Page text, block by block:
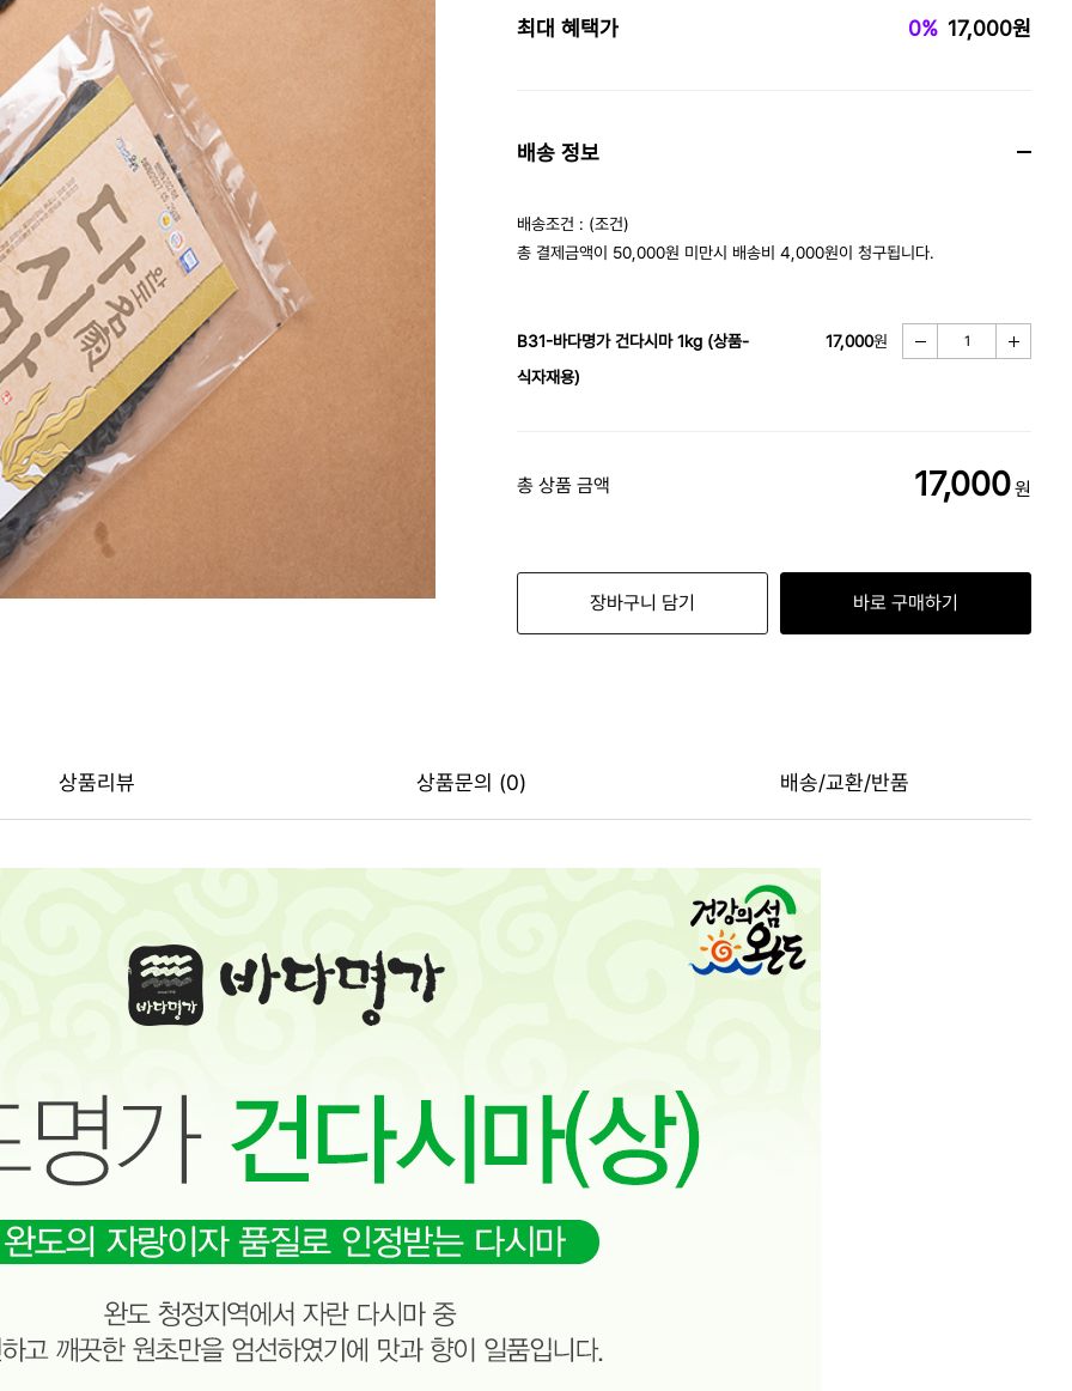
최대 혜택가 0% 17,000원
배송 정보
배송조건 : (조건)
총 결제금액이 50,000원 미만시 배송비 4,000원이 청구됩니다.
B31-바다명가 건다시마 1kg (상품-
식자재용)
17,000원
총 상품 금액 17,000원
장바구니 담기 바로 구매하기
상품리뷰 상품문의 (0) 배송/교환/반품